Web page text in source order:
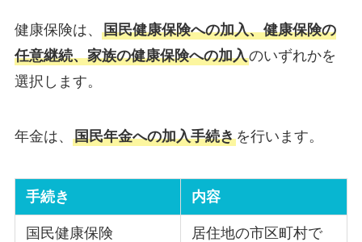
健康保険は、 国民健康保険への加入、健康保険の
任意継続、家族の健康保険への加入のいずれかを
選択します。
年金は、 国民年金への加入手続きを行います。
手続き 内容
国民健康保険
居住地の市区町村で